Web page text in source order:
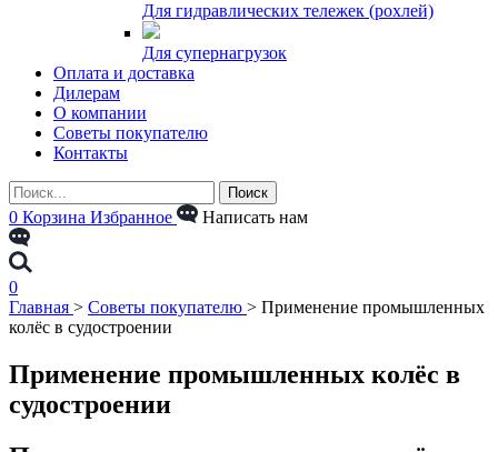
Для гидравлических тележек (рохлей)
Для супернагрузок
Оплата и доставка
Дилерам
О компании
Советы покупателю
Контакты
0 Корзина Избранное Написать нам
0
Главная > Советы покупателю > Применение промышленных
колёс в судостроении
Применение промышленных колёс в
судостроении